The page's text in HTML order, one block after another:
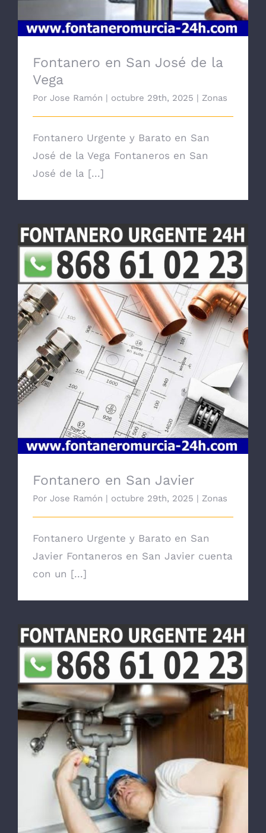
Fontanero en San José de la
Vega
Por Jose Ramón | octubre 29th, 2025 | Zonas
Fontanero Urgente y Barato en San
José de la Vega Fontaneros en San
José de la [...]
Fontanero en San Javier
Fontanero en San Javier
Por Jose Ramón | octubre 29th, 2025 | Zonas
Fontanero Urgente y Barato en San
Javier Fontaneros en San Javier cuenta
con un [...]
Fontanero en Puente Tocinos